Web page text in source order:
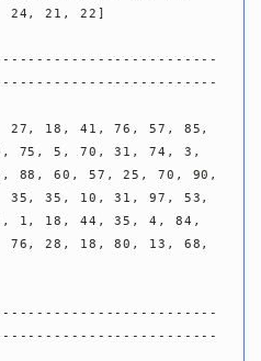
21, 22]
18, 41, 76, 57, 85,
75, 5, 70, 31, 74, 3,
88, 60, 57, 25, 70, 90,
35, 10, 31, 97, 53,
1, 18, 44, 35, 4, 84,
28, 18, 80, 13, 68,